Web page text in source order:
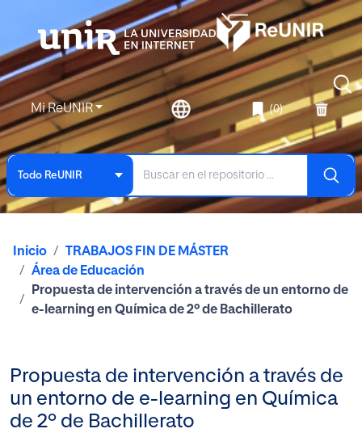
Mi ReUNIR (0)
Todo ReUNIR
Inicio
TRABAJOS FIN DE MÁSTER
Área de Educación
Propuesta de intervención a través de un entorno de
e-learning en Química de 2º de Bachillerato
Propuesta de intervención a través de
un entorno de e-learning en Química
de 2º de Bachillerato